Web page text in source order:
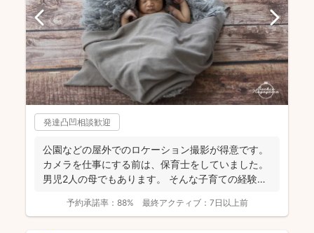
発達凸凹相談歓迎
公園などの屋外でのロケーション撮影が得意です。
カメラを仕事にする前は、保育士をしていました。
男児2人の母でもあります。 そんな子育ての経験を
予約承諾率： 88% 最終アクティブ： 7日以上前